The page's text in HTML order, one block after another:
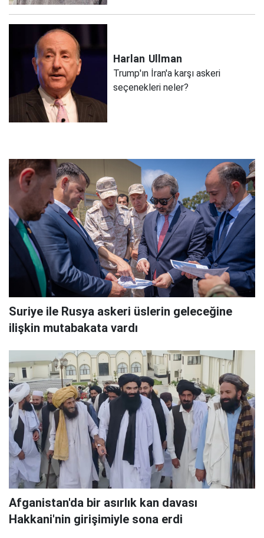
Harlan Ullman
Trump'ın İran'a karşı askeri
seçenekleri neler?
Suriye ile Rusya askeri üslerin geleceğine
ilişkin mutabakata vardı
Afganistan'da bir asırlık kan davası
Hakkani'nin girişimiyle sona erdi